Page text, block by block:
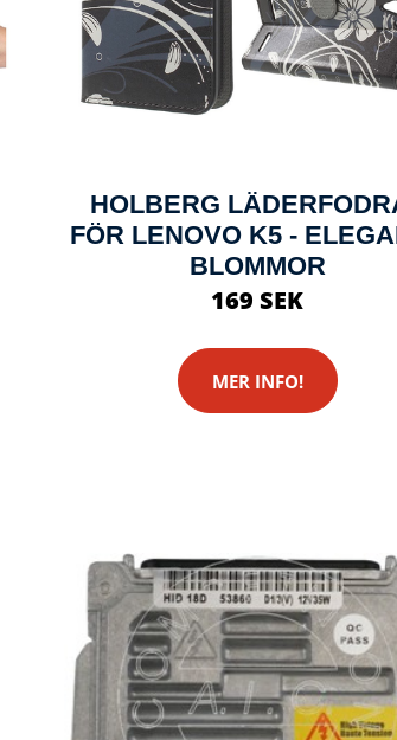
HOLBERG
FÖR LENOVO K5 -
BLOMMOR
169 SEK
MER INFO!